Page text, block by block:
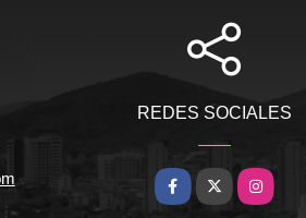
REDES SOCIALES
Facebook
X Instagram